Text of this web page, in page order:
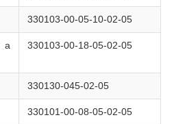
330103-00-05-10-02-05
a
330103-00-18-05-02-05
330130-045-02-05
330101-00-08-05-02-05